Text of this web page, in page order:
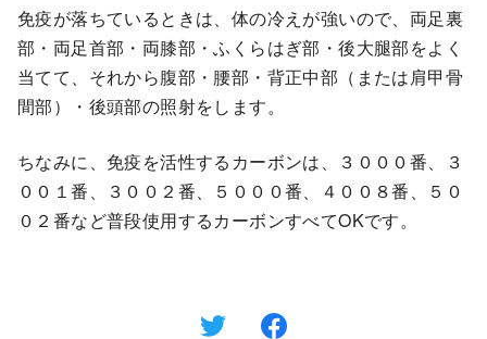
免疫が落ちているときは、体の冷えが強いので、両足裏
部・両足首部・両膝部・ふくらはぎ部・後大腿部をよく
当てて、それから腹部・腰部・背正中部（または肩甲骨
間部）・後頭部の照射をします。
ちなみに、免疫を活性するカーボンは、３０００番、３
００１番、３００２番、５０００番、４００８番、５０
０２番など普段使用するカーボンすべてOKです。